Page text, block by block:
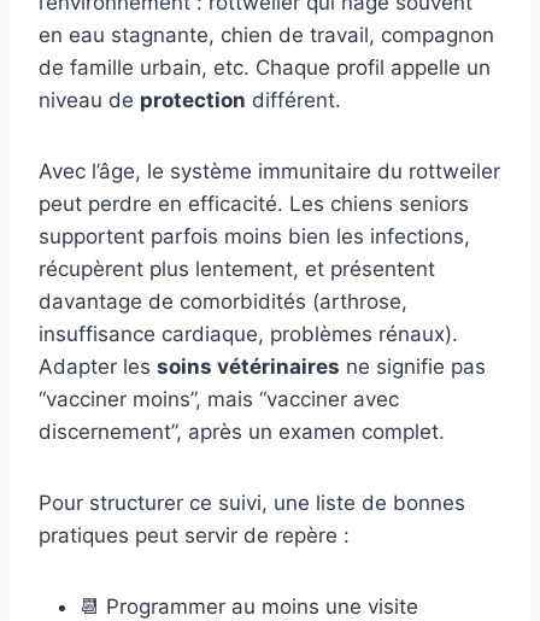
en eau stagnante, chien de travail, compagnon
de famille urbain, etc. Chaque profil appelle un
niveau de protection différent.
Avec l’âge, le système immunitaire du rottweiler
peut perdre en efficacité. Les chiens seniors
supportent parfois moins bien les infections,
récupèrent plus lentement, et présentent
davantage de comorbidités (arthrose,
insuffisance cardiaque, problèmes rénaux).
Adapter les soins vétérinaires ne signifie pas
“vacciner moins”, mais “vacciner avec
discernement”, après un examen complet.
Pour structurer ce suivi, une liste de bonnes
pratiques peut servir de repère :
📆 Programmer au moins une visite